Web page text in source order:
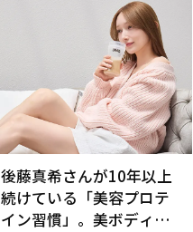
後藤真希さんが10年以上
続けている「美容プロテ
イン習慣」。美ボディを